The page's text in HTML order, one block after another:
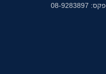
פקס: 08-9283897